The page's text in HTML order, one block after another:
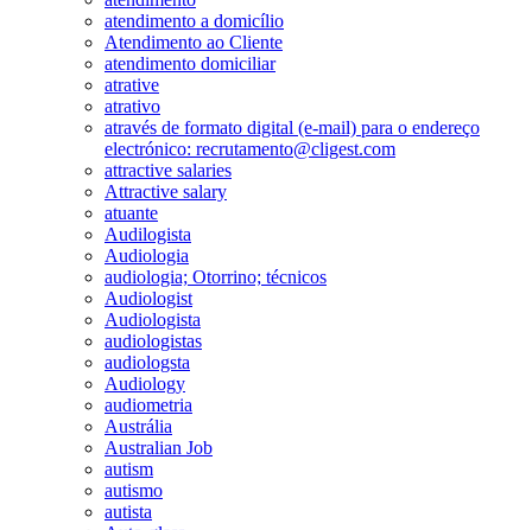
atendimento a domicílio
Atendimento ao Cliente
atendimento domiciliar
atrative
atrativo
através de formato digital (e-mail) para o endereço
electrónico: recrutamento@cligest.com
attractive salaries
Attractive salary
atuante
Audilogista
Audiologia
audiologia; Otorrino; técnicos
Audiologist
Audiologista
audiologistas
audiologsta
Audiology
audiometria
Austrália
Australian Job
autism
autismo
autista